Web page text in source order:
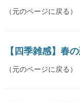
（元のページに戻る
【四季雑感】春
（元のページに戻る